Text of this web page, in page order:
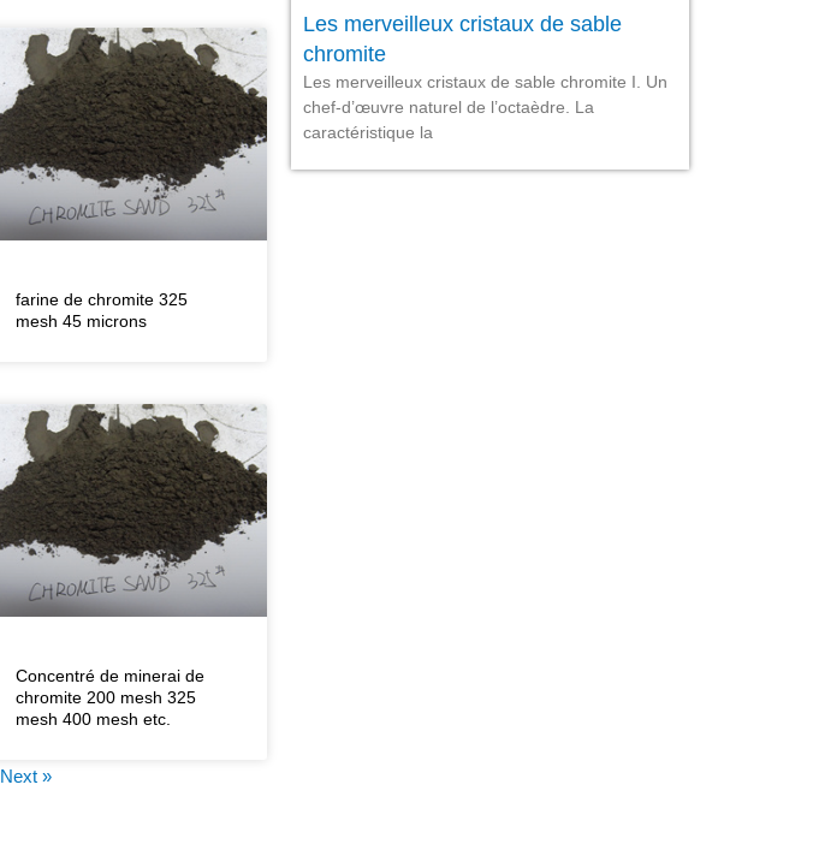
farine de chromite 325
mesh 45 microns
Concentré de minerai de
chromite 200 mesh 325
mesh 400 mesh etc.
Next »
Les merveilleux cristaux de sable
chromite
Les merveilleux cristaux de sable chromite I. Un
chef-d’œuvre naturel de l’octaèdre. La
caractéristique la